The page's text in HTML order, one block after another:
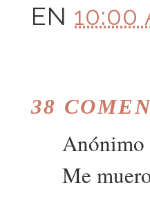
EN 10:00
38
Me